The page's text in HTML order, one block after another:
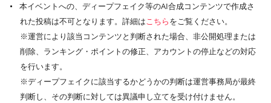
本イベントへの、ディープフェイク等のAI合成コンテンツで作成さ
れた投稿は不可となります。詳細はこちらをご覧ください。
※運営により該当コンテンツと判断された場合、非公開処理または
削除、ランキング・ポイントの修正、アカウントの停止などの対応
を行います。
※ディープフェイクに該当するかどうかの判断は運営事務局が最終
判断し、その判断に対しては異議申し立てを受け付けません。